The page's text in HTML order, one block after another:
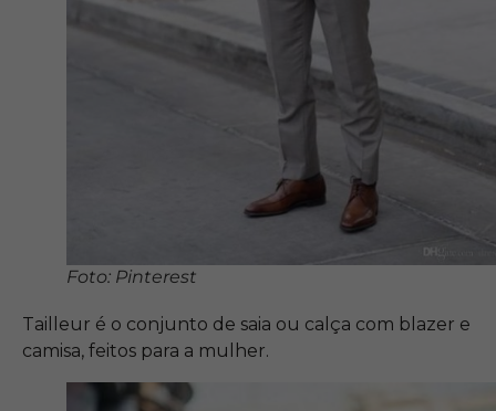
Foto: Pinterest
Tailleur é o conjunto de saia ou calça com blazer e
camisa, feitos para a mulher.